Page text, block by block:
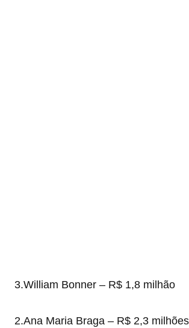
3.William Bonner – R$ 1,8 milhão
2.Ana Maria Braga – R$ 2,3 milhões